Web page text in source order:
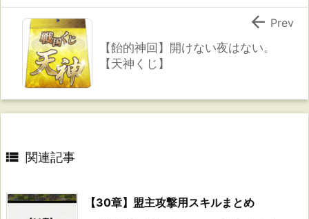
【飴的神回】開けない夜はない。
【天神くじ】
 Prev
 関連記事
【30章】盟主攻撃用スキルまとめ